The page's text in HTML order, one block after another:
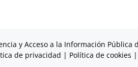
y Acceso a la Información Pública
de privacidad | Política de cookies |